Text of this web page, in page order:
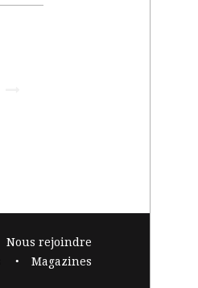
Nous rejoindre
Magazines